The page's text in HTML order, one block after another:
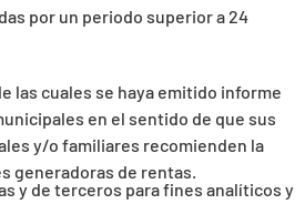
por un periodo superior a 24
las cuales se haya emitido informe
en el sentido de que sus
y/o familiares recomienden la
generadoras de rentas.
y de terceros para fines analíticos y